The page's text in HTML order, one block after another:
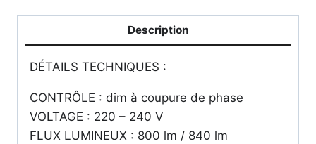
-
WEVER
DUCRÉ
Description
DÉTAILS TECHNIQUES :
CONTRÔLE : dim à coupure de phase
VOLTAGE : 220 – 240 V
FLUX LUMINEUX : 800 lm / 840 lm